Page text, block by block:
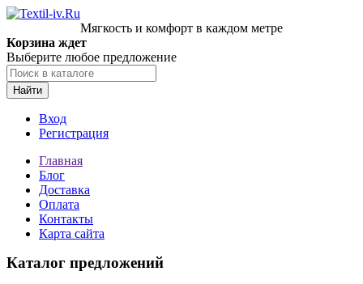
Мягкость и комфорт в каждом метре
Корзина ждет
Выберите любое предложение
Найти
Вход
Регистрация
Главная
Блог
Доставка
Оплата
Контакты
Карта сайта
Каталог предложений